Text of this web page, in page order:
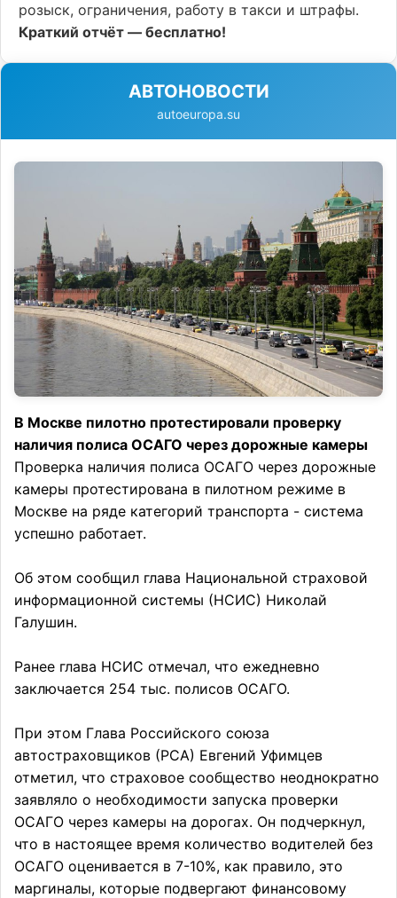
розыск, ограничения, работу в такси и штрафы.
Краткий отчёт — бесплатно!
АВТОНОВОСТИ
autoeuropa.su
В Москве пилотно протестировали проверку
наличия полиса ОСАГО через дорожные камеры
Проверка наличия полиса ОСАГО через дорожные
камеры протестирована в пилотном режиме в
Москве на ряде категорий транспорта - система
успешно работает.
Об этом сообщил глава Национальной страховой
информационной системы (НСИС) Николай
Галушин.
Ранее глава НСИС отмечал, что ежедневно
заключается 254 тыс. полисов ОСАГО.
При этом Глава Российского союза
автостраховщиков (РСА) Евгений Уфимцев
отметил, что страховое сообщество неоднократно
заявляло о необходимости запуска проверки
ОСАГО через камеры на дорогах. Он подчеркнул,
что в настоящее время количество водителей без
ОСАГО оценивается в 7-10%, как правило, это
маргиналы, которые подвергают финансовому